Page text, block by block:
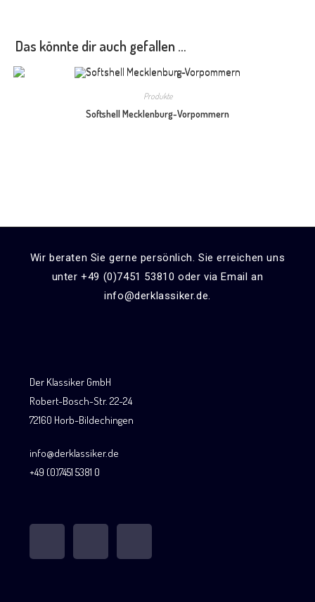
Das könnte dir auch gefallen …
Produkte
Softshell Mecklenburg-Vorpommern
Wir beraten Sie gerne persönlich. Sie erreichen uns
unter +49 (0)7451 53810 oder via Email an
info@derklassiker.de.
Der Klassiker GmbH
Robert-Bosch-Str. 22-24
72160 Horb-Bildechingen
info@derklassiker.de
+49 (0)7451 5381 0